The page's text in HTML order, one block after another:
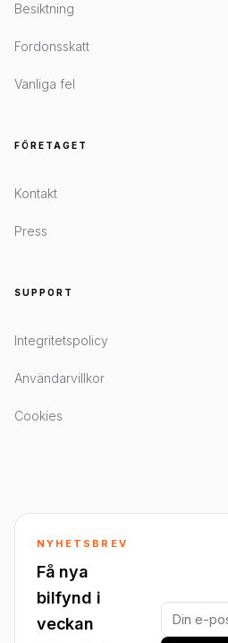
Besiktning
Fordonsskatt
Vanliga fel
FÖRETAGET
Kontakt
Press
SUPPORT
Integritetspolicy
Användarvillkor
Cookies
NYHETSBREV
Få nya
bilfynd i
veckan